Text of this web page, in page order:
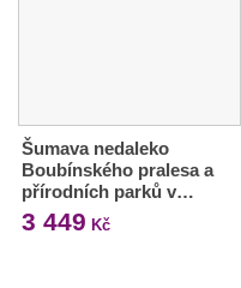
Šumava nedaleko
Boubínského pralesa a
přírodních parků v…
3 449 Kč